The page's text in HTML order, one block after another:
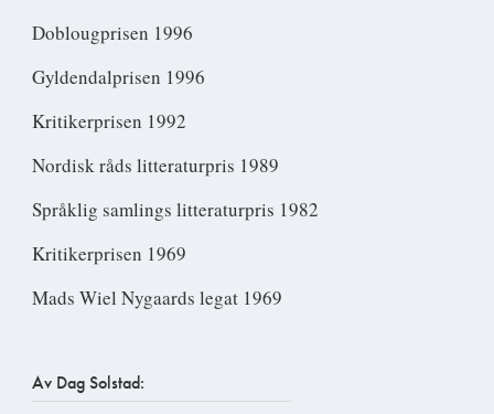
Doblougprisen 1996
Gyldendalprisen 1996
Kritikerprisen 1992
Nordisk råds litteraturpris 1989
Språklig samlings litteraturpris 1982
Kritikerprisen 1969
Mads Wiel Nygaards legat 1969
Av Dag Solstad: